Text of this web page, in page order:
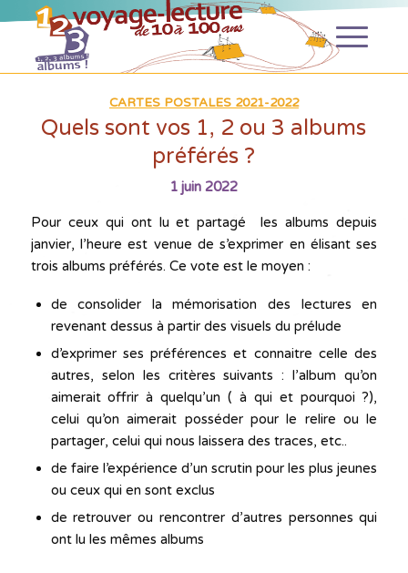
CARTES POSTALES 2021-2022
Quels sont vos 1, 2 ou 3 albums
préférés ?
1 juin 2022
Pour ceux qui ont lu et partagé les albums depuis
janvier, l’heure est venue de s’exprimer en élisant ses
trois albums préférés. Ce vote est le moyen :
de consolider la mémorisation des lectures en
revenant dessus à partir des visuels du prélude
d’exprimer ses préférences et connaitre celle des
autres, selon les critères suivants : l’album qu’on
aimerait offrir à quelqu’un ( à qui et pourquoi ?),
celui qu’on aimerait posséder pour le relire ou le
partager, celui qui nous laissera des traces, etc..
de faire l’expérience d’un scrutin pour les plus jeunes
ou ceux qui en sont exclus
de retrouver ou rencontrer d’autres personnes qui
ont lu les mêmes albums